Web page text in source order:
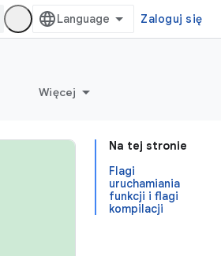
Zaloguj się
Więcej
Na tej stronie
Flagi
uruchamiania
funkcji i flagi
kompilacji